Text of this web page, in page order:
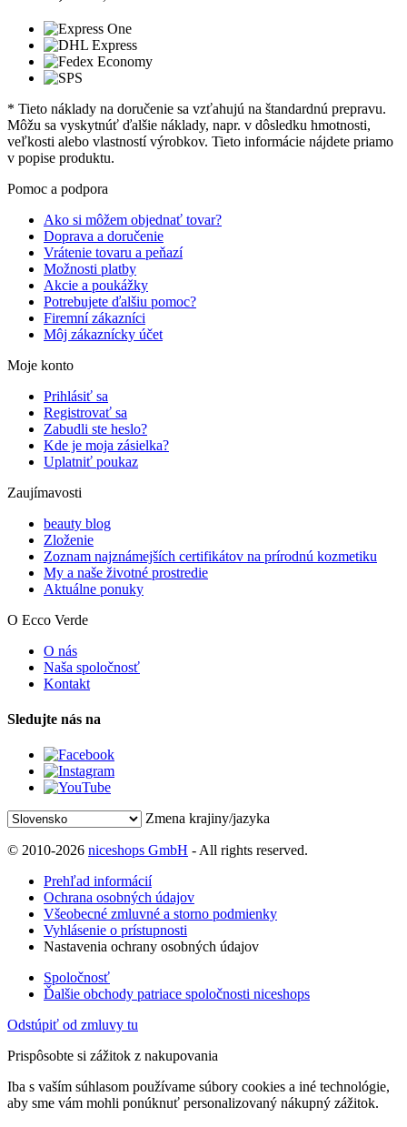
* Tieto náklady na doručenie sa vzťahujú na štandardnú prepravu.
Môžu sa vyskytnúť ďalšie náklady, napr. v dôsledku hmotnosti,
veľkosti alebo vlastností výrobkov. Tieto informácie nájdete priamo
v popise produktu.
Pomoc a podpora
Ako si môžem objednať tovar?
Doprava a doručenie
Vrátenie tovaru a peňazí
Možnosti platby
Akcie a poukážky
Potrebujete ďalšiu pomoc?
Firemní zákazníci
Môj zákaznícky účet
Moje konto
Prihlásiť sa
Registrovať sa
Zabudli ste heslo?
Kde je moja zásielka?
Uplatniť poukaz
Zaujímavosti
beauty blog
Zloženie
Zoznam najznámejších certifikátov na prírodnú kozmetiku
My a naše životné prostredie
Aktuálne ponuky
O Ecco Verde
O nás
Naša spoločnosť
Kontakt
Sledujte nás na
Zmena krajiny/jazyka
© 2010-2026 niceshops GmbH - All rights reserved.
Prehľad informácií
Ochrana osobných údajov
Všeobecné zmluvné a storno podmienky
Vyhlásenie o prístupnosti
Nastavenia ochrany osobných údajov
Spoločnosť
Ďalšie obchody patriace spoločnosti niceshops
Odstúpiť od zmluvy tu
Prispôsobte si zážitok z nakupovania
Iba s vaším súhlasom používame súbory cookies a iné technológie,
aby sme vám mohli ponúknuť personalizovaný nákupný zážitok.